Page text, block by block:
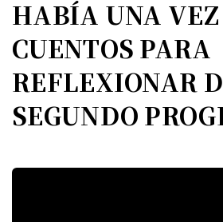
HABÍA UNA VEZ
CUENTOS PARA
REFLEXIONAR
SEGUNDO